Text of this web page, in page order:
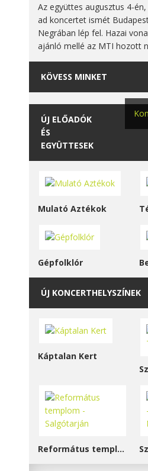
Az együttes augusztus 4-
ad koncertet ismét
Negrában lép fel. Hazai
ajánló mellé az MTI hozott
KÖVESS MINKET
ÚJ ELŐADÓK
ÉS
EGYÜTTESEK
Mulató Aztékok
Gépfolklór
ÚJ KONCERTHELYSZÍNEK
Káptalan Kert
Református templom - Salgótarján